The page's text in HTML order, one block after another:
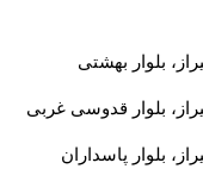
بلوار بهشتی
بلوار قدوسی غربی
بلوار پاسداران